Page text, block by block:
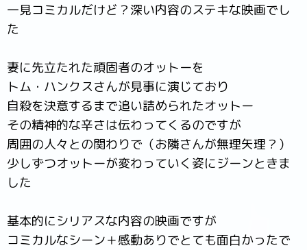
一見コミカルだけど？深い内容のステキな映画でし
た
妻に先立たれた頑固者のオットーを
トム・ハンクスさんが見事に演じており
自殺を決意するまで追い詰められたオットー
その精神的な辛さは伝わってくるのですが
周囲の人々との関わりで（お隣さんが無理矢理？）
少しずつオットーが変わっていく姿にジーンときま
した
基本的にシリアスな内容の映画ですが
コミカルなシーン＋感動ありでとても面白かったで